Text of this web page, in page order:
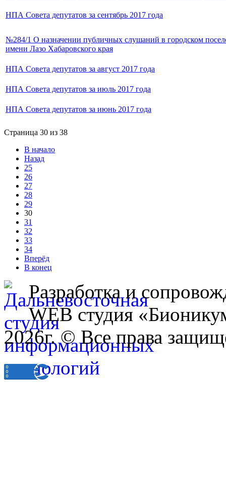
НПА Совета депутатов за сентябрь 2017 года
№284/1 О назначении публичных слушаний в городском
имени Лазо Хабаровского края
НПА Совета депутатов за август 2017 года
НПА Совета депутатов за июль 2017 года
НПА Совета депутатов за июнь 2017 года
Страница 30 из 38
В начало
Назад
25
26
27
28
29
30
31
32
33
34
Вперёд
В конец
Разработка и
WEB студия
2026г. © Все права